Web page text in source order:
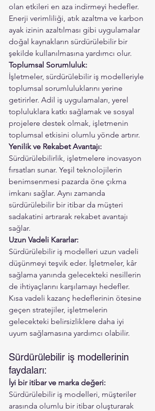
olan etkileri en aza indirmeyi hedefler.
Enerji verimliliği, atık azaltma ve karbon
ayak izinin azaltılması gibi uygulamalar
doğal kaynakların sürdürülebilir bir
şekilde kullanılmasına yardımcı olur.
Toplumsal Sorumluluk:
İşletmeler, sürdürülebilir iş modelleriyle
toplumsal sorumluluklarını yerine
getirirler. Adil iş uygulamaları, yerel
topluluklara katkı sağlamak ve sosyal
projelere destek olmak, işletmenin
toplumsal etkisini olumlu yönde artırır.
Yenilik ve Rekabet Avantajı:
Sürdürülebilirlik, işletmelere inovasyon
fırsatları sunar. Yeşil teknolojilerin
benimsenmesi pazarda öne çıkma
imkanı sağlar. Aynı zamanda
sürdürülebilir bir itibar da müşteri
sadakatini artırarak rekabet avantajı
sağlar.
Uzun Vadeli Kararlar:
Sürdürülebilir iş modelleri uzun vadeli
düşünmeyi teşvik eder. İşletmeler, kâr
sağlama yanında gelecekteki nesillerin
de ihtiyaçlarını karşılamayı hedefler.
Kısa vadeli kazanç hedeflerinin ötesine
geçen stratejiler, işletmelerin
gelecekteki belirsizliklere daha iyi
uyum sağlamasına yardımcı olabilir.
Sürdürülebilir iş modellerinin
faydaları:
İyi bir itibar ve marka değeri:
Sürdürülebilir iş modelleri, müşteriler
arasında olumlu bir itibar oluşturarak